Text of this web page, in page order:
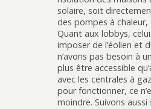
solaire, soit
des pompes à
Quant aux lobbys,
imposer de l’éolien et
n’avons pas besoin à
plus être accessible
avec les centrales à
pour fonctionner, ce
moindre. Suivons aussi